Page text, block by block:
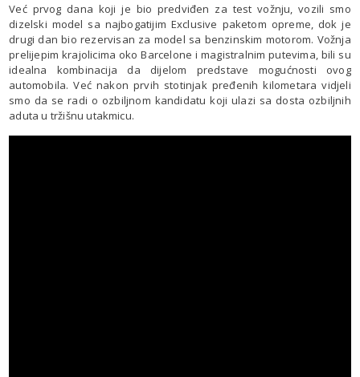
Već prvog dana koji je bio predviđen za test vožnju, vozili smo
dizelski model sa najbogatijim Exclusive paketom opreme, dok je
drugi dan bio rezervisan za model sa benzinskim motorom. Vožnja
prelijepim krajolicima oko Barcelone i magistralnim putevima, bili su
idealna kombinacija da dijelom predstave mogućnosti ovog
automobila. Već nakon prvih stotinjak pređenih kilometara vidjeli
smo da se radi o ozbiljnom kandidatu koji ulazi sa dosta ozbiljnih
aduta u tržišnu utakmicu.